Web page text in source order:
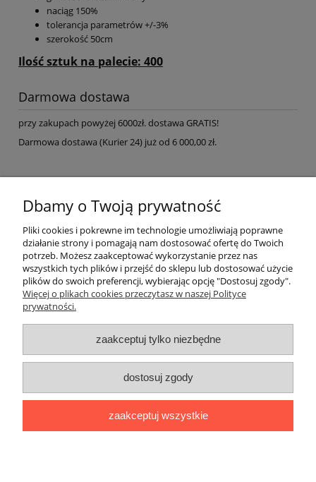
naciąg 150%
tolerancja parametrów +/-3%
szerokość 50cm
Ilość sztuk na palecie: 400
Darmowa dostawa
przy zakupach powyżej 6000zł. dostawa GRATIS!
Darmowa dostawa (Kurier 24) już od 6 000,00 zł.
Pomoc
Dostawa
Moje konto
O firmie
Polecamy
folie stretch jumbo,taśmę pakową,siatkę do palet
PP,taśmy poliestrowe PES, WG,oraz opakowania foliowe.
Dbamy o Twoją prywatność
Pliki cookies i pokrewne im technologie umożliwiają poprawne
działanie strony i pomagają nam dostosować ofertę do Twoich
potrzeb. Możesz zaakceptować wykorzystanie przez nas
wszystkich tych plików i przejść do sklepu lub dostosować użycie
plików do swoich preferencji, wybierając opcję "Dostosuj zgody".
Więcej o plikach cookies przeczytasz w naszej Polityce
prywatności.
zaakceptuj tylko niezbędne
dostosuj zgody
zaakceptuj wszystkie